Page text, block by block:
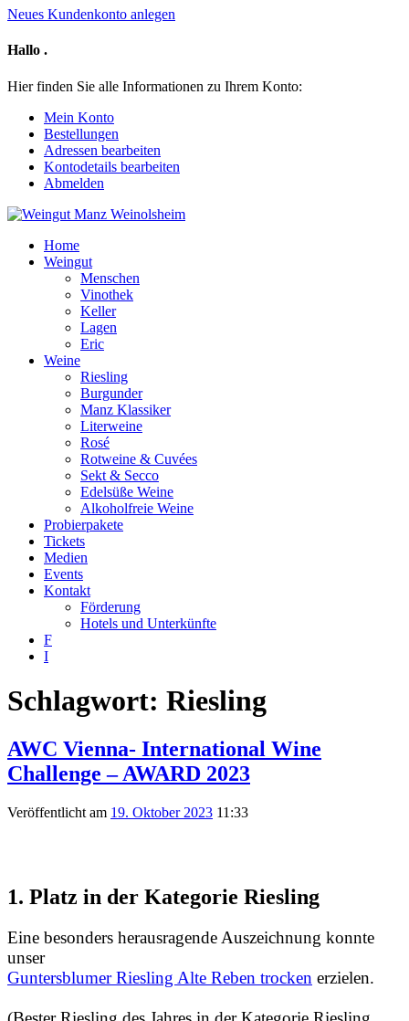
Neues Kundenkonto anlegen
Hallo .
Hier finden Sie alle Informationen zu Ihrem Konto:
Mein Konto
Bestellungen
Adressen bearbeiten
Kontodetails bearbeiten
Abmelden
Home
Weingut
Menschen
Vinothek
Keller
Lagen
Eric
Weine
Riesling
Burgunder
Manz Klassiker
Literweine
Rosé
Rotweine & Cuvées
Sekt & Secco
Edelsüße Weine
Alkoholfreie Weine
Probierpakete
Tickets
Medien
Events
Kontakt
Förderung
Hotels und Unterkünfte
F
I
Schlagwort: Riesling
AWC Vienna- International Wine
Challenge – AWARD 2023
Veröffentlicht am 19. Oktober 2023 11:33
1. Platz in der Kategorie Riesling
Eine besonders herausragende Auszeichnung konnte
unser
Guntersblumer Riesling Alte Reben trocken erzielen.